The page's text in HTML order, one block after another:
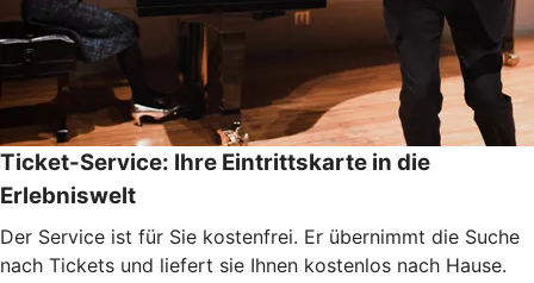
Ticket-Service: Ihre Eintrittskarte in die
Erlebniswelt
Der Service ist für Sie kostenfrei. Er übernimmt die Suche
nach Tickets und liefert sie Ihnen kostenlos nach Hause.